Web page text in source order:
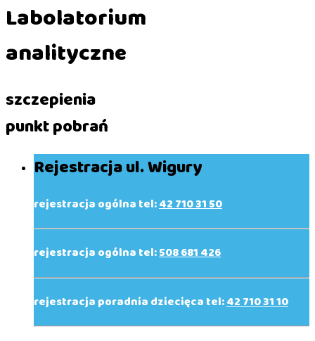
Labolatorium
analityczne
szczepienia
punkt pobrań
Rejestracja ul. Wigury
rejestracja ogólna tel:42 710 31 50
rejestracja ogólna tel:508 681 426
rejestracja poradnia dziecięca tel:42 710 31 10